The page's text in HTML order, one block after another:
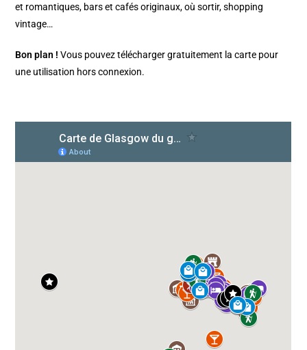
et romantiques, bars et cafés originaux, où sortir, shopping
vintage…
Bon plan ! Vous pouvez télécharger gratuitement la carte pour
une utilisation hors connexion.